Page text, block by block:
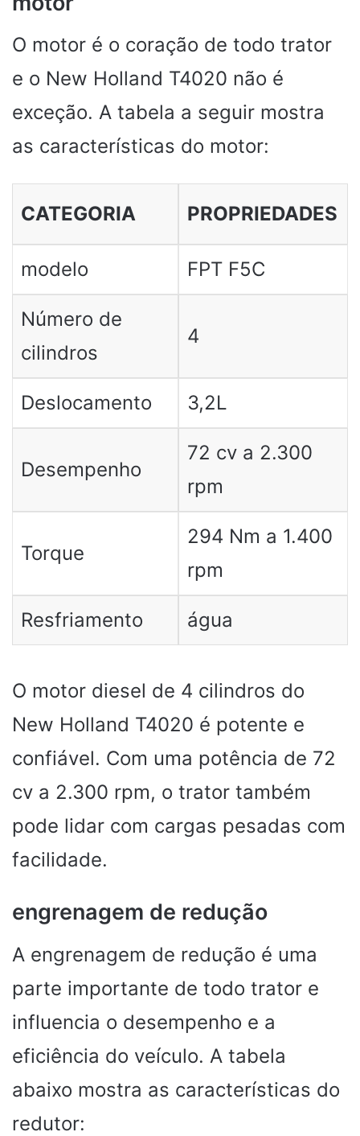
O motor é o coração de todo trator
e o New Holland T4020 não é
exceção. A tabela a seguir mostra
as características do motor:
CATEGORIA PROPRIEDADES
modelo FPT F5C
Número de
cilindros
4
Deslocamento 3,2L
Desempenho
72 cv a 2.300
rpm
Torque
294 Nm a 1.400
rpm
Resfriamento água
O motor diesel de 4 cilindros do
New Holland T4020 é potente e
confiável. Com uma potência de 72
cv a 2.300 rpm, o trator também
pode lidar com cargas pesadas com
facilidade.
engrenagem de redução
A engrenagem de redução é uma
parte importante de todo trator e
influencia o desempenho e a
eficiência do veículo. A tabela
abaixo mostra as características do
redutor: